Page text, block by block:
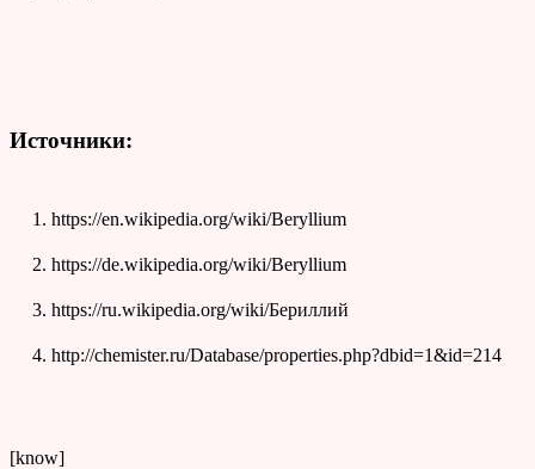
Источники:
https://en.wikipedia.org/wiki/Beryllium
https://de.wikipedia.org/wiki/Beryllium
https://ru.wikipedia.org/wiki/Бериллий
http://chemister.ru/Database/properties.php?dbid=1&id=214
[know]